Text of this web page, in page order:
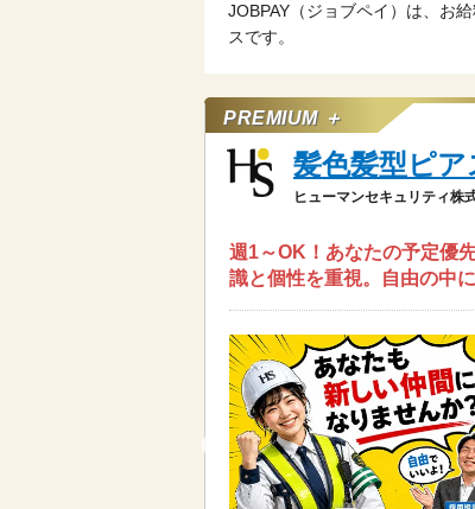
JOBPAY（ジョブペイ）は、お
スです。
PREMIUM ＋
髪色髪型ピ
ヒューマンセキュリティ株
週1～OK！あなたの予定優
識と個性を重視。自由の中